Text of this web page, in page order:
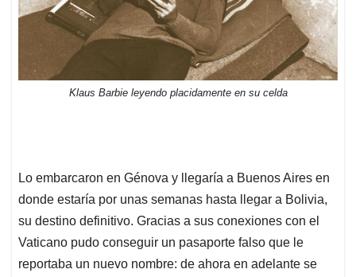
Klaus Barbie leyendo placidamente en su celda
Lo embarcaron en Génova y llegaría a Buenos Aires en
donde estaría por unas semanas hasta llegar a Bolivia,
su destino definitivo. Gracias a sus conexiones con el
Vaticano pudo conseguir un pasaporte falso que le
reportaba un nuevo nombre: de ahora en adelante se